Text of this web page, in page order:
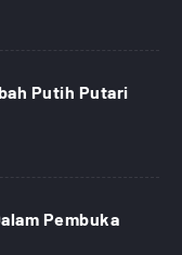
Putih Putari
Pembuka